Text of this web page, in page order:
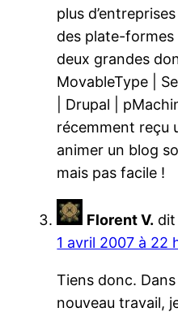
plus
des plate-formes
deux grandes
MovableType |
| Drupal |
récemment reçu
animer un blog
mais pas facile !
Florent V. dit
1 avril 2007 à 22
Tiens donc.
nouveau travail,